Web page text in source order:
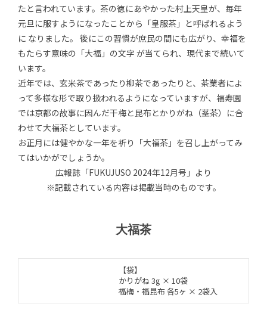
たと言われています。茶の徳にあやかった村上天皇が、毎年
元旦に服すようになったことから「皇服茶」と呼ばれるよう
に なりました。 後にこの習慣が庶民の間にも広がり、幸福を
もたらす意味の「大福」の文字 が当てられ、現代まで続いて
います。
近年では、玄米茶であったり柳茶であったりと、茶業者によ
って多様な形で取り扱われるようになっていますが、福寿園
では京都の故事に因んだ干梅と昆布とかりがね（茎茶）に合
わせて大福茶としています。
お正月には健やかな一年を祈り「大福茶」を召し上がってみ
てはいかがでしょうか。
広報誌「FUKUJUSO 2024年12月号」より
※記載されている内容は掲載当時のものです。
大福茶
【袋】
かりがね 3g × 10袋
福梅・福昆布 各5ヶ × 2袋入